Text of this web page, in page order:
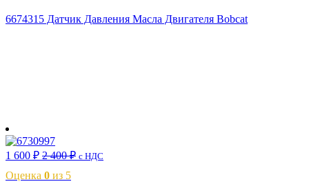
6674315 Датчик Давления Масла Двигателя Bobcat
1 600 ₽ 2 400₽ с НДС
Оценка 0 из 5